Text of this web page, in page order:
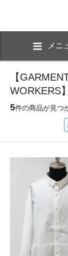
メニ
【
WORKERS
5件の商品が見つ